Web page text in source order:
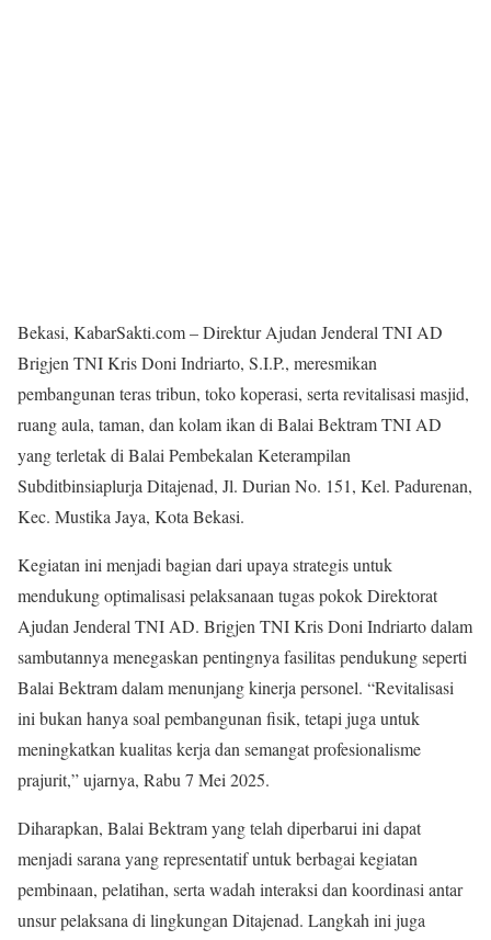
Bekasi, KabarSakti.com – Direktur Ajudan Jenderal TNI AD
Brigjen TNI Kris Doni Indriarto, S.I.P., meresmikan
pembangunan teras tribun, toko koperasi, serta revitalisasi masjid,
ruang aula, taman, dan kolam ikan di Balai Bektram TNI AD
yang terletak di Balai Pembekalan Keterampilan
Subditbinsiaplurja Ditajenad, Jl. Durian No. 151, Kel. Padurenan,
Kec. Mustika Jaya, Kota Bekasi.
Kegiatan ini menjadi bagian dari upaya strategis untuk
mendukung optimalisasi pelaksanaan tugas pokok Direktorat
Ajudan Jenderal TNI AD. Brigjen TNI Kris Doni Indriarto dalam
sambutannya menegaskan pentingnya fasilitas pendukung seperti
Balai Bektram dalam menunjang kinerja personel. “Revitalisasi
ini bukan hanya soal pembangunan fisik, tetapi juga untuk
meningkatkan kualitas kerja dan semangat profesionalisme
prajurit,” ujarnya, Rabu 7 Mei 2025.
Diharapkan, Balai Bektram yang telah diperbarui ini dapat
menjadi sarana yang representatif untuk berbagai kegiatan
pembinaan, pelatihan, serta wadah interaksi dan koordinasi antar
unsur pelaksana di lingkungan Ditajenad. Langkah ini juga